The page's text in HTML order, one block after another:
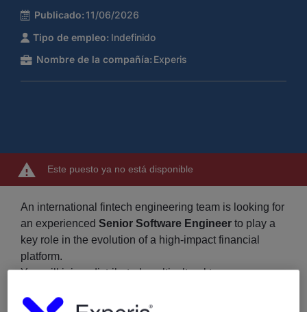
Publicado: 11/06/2026
Tipo de empleo: Indefinido
Nombre de la compañía: Experis
Este puesto ya no está disponible
An international fintech engineering team is looking for
an experienced Senior Software Engineer to play a
key role in the evolution of a high‑impact financial
platform.
You will join a distributed, multicultural team across
development and optimisation of a